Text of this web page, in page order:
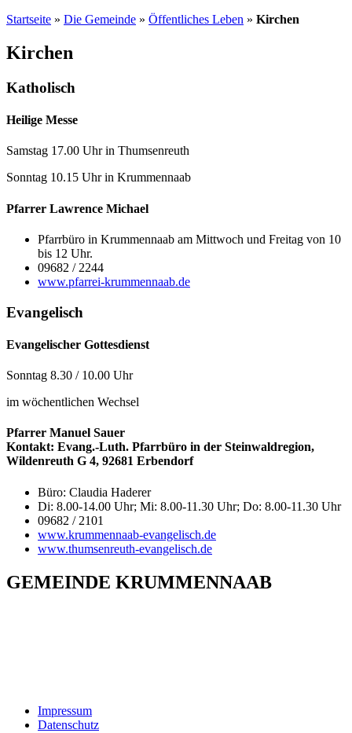
Startseite » Die Gemeinde » Öffentliches Leben » Kirchen
Kirchen
Katholisch
Heilige Messe
Samstag 17.00 Uhr in Thumsenreuth
Sonntag 10.15 Uhr in Krummennaab
Pfarrer Lawrence Michael
Pfarrbüro in Krummennaab am Mittwoch und Freitag von 10
bis 12 Uhr.
09682 / 2244
www.pfarrei-krummennaab.de
Evangelisch
Evangelischer Gottesdienst
Sonntag 8.30 / 10.00 Uhr
im wöchentlichen Wechsel
Pfarrer Manuel Sauer
Kontakt: Evang.-Luth. Pfarrbüro in der Steinwaldregion,
Wildenreuth G 4, 92681 Erbendorf
Büro: Claudia Haderer
Di: 8.00-14.00 Uhr; Mi: 8.00-11.30 Uhr; Do: 8.00-11.30 Uhr
09682 / 2101
www.krummennaab-evangelisch.de
www.thumsenreuth-evangelisch.de
GEMEINDE KRUMMENNAAB
Impressum
Datenschutz